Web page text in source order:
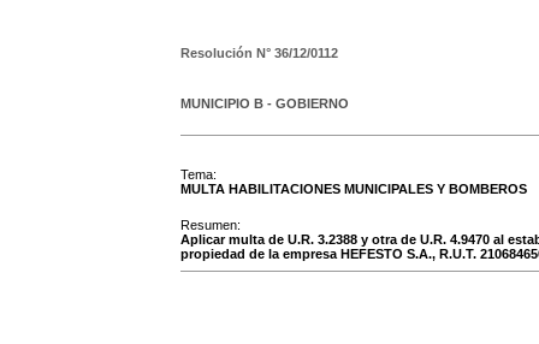
Resolución N° 36/12/0112
MUNICIPIO B - GOBIERNO
Tema:
MULTA HABILITACIONES MUNICIPALES Y BOMBEROS
Resumen:
Aplicar multa de U.R. 3.2388 y otra de U.R. 4.9470 al
propiedad de la empresa HEFESTO S.A., R.U.T.